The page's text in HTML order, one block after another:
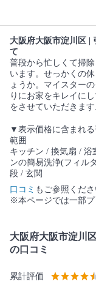
大阪府大阪市淀川区 |
て
普段から忙しくて掃
います。せっかくの
ょうか。マイスター
りにお家をキレイに
をさせていただきます
▼表示価格に含まれ
範囲
キッチン / 換気扇 / 浴
ンの簡易洗浄(フィル
段 / 玄関
口コミ もご参照くださ
※本ページでは一部プ
大阪府大阪市淀川
の口コミ
累計評価